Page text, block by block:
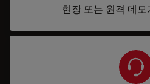
현장 또는 원격 데